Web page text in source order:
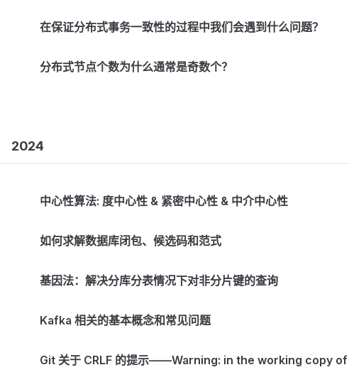
在保证分布式事务一致性的过程中我们会遇到什么问题？
分布式节点个数为什么通常是奇数个？
2024
中心性算法: 度中心性 & 紧密中心性 & 中介中心性
如何求解数据库闭包、候选码和范式
基因法：解决分库分表情况下对非分片键的查询
Kafka 相关的基本概念和常见问题
Git 关于 CRLF 的提示——Warning: in the working copy